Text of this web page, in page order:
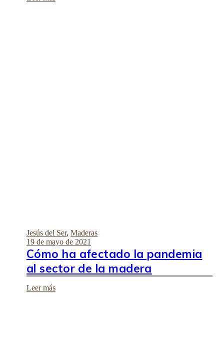
Jesús del Ser, Maderas
19 de mayo de 2021
Cómo ha afectado la pandemia
al sector de la madera
Leer más